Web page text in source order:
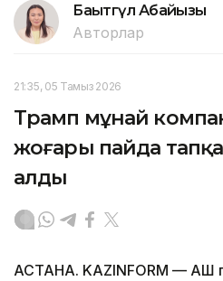
Бақытгүл Абайқызы
Авторлар
21:35, 05 Тамыз 2026
Трамп мұнай
жоғары пайда
алды
АСТАНА. KAZINFORM — АҚШ